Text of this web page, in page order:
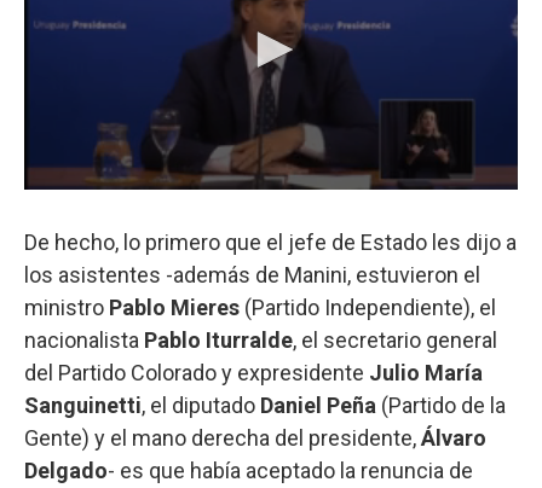
De hecho, lo primero que el jefe de Estado les dijo a
los asistentes -además de Manini, estuvieron el
ministro Pablo Mieres (Partido Independiente), el
nacionalista Pablo Iturralde, el secretario general
del Partido Colorado y expresidente Julio María
Sanguinetti, el diputado Daniel Peña (Partido de la
Gente) y el mano derecha del presidente,Álvaro
Delgado- es que había aceptado la renuncia de